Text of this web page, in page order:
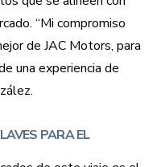
“Mi compromiso
de JAC Motors, para
una experiencia de
PARA EL